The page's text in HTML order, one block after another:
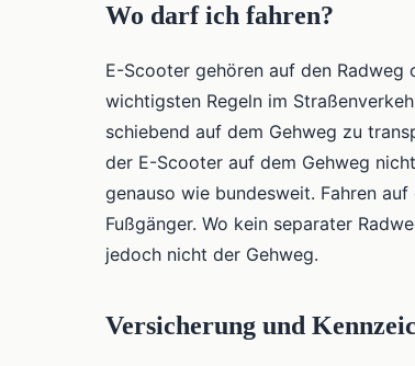
Wo darf ich fahren?
E-Scooter gehören auf den
wichtigsten Regeln im
schiebend auf dem Gehweg zu
der E-Scooter auf dem Gehweg
genauso wie bundesweit. Fahren
Fußgänger. Wo kein separater
jedoch nicht der Gehweg.
Versicherung und